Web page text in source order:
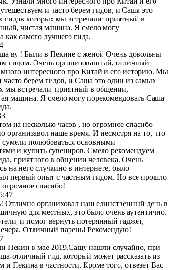
и часто берем гидов, и Саша это
гидов которых мы встречали: приятный в
чистая машина. Я смело могу
как самого лучшего гида.
ву ! Были в Пекине с женой Очень довольны
гидом. Очень организованный, отличный
много интересного про Китай и его историю. Мы
часто берем гидов, и Саша это один из самых
мы встречали: приятный в общении,
машина. Я смело могу порекомендовать Саша
на несколько часов , но огромное спасибо
организавол наше время. И несмотря на то, что
полюбоваться основными
и купить сувениров. Смело рекомендуем
приятного в общении человека. Очень
на него случайно в интернете, было
первый опыт с частным гидом. Но все прошло
спасибо!
Отлично органиховал наш единственный день в
для местных, это было очень аутентично.
и помог вернуть потерянный гаджет,
Отличный парень! Рекомендую!
Пекин в мае 2019.Сашу нашли случайно, при
отличный гид, который может рассказать из
и Пекина в частности. Кроме того, отвезет Вас